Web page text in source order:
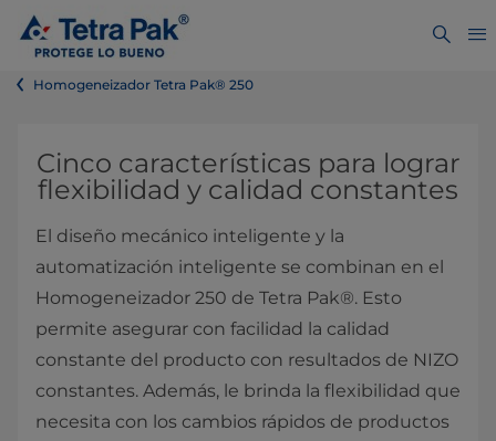
Homogeneizador Tetra Pak® 250
​​Cinco características para lograr
flexibilidad y calidad constantes
El diseño mecánico inteligente y la
automatización inteligente se combinan en el
Homogeneizador 250 de Tetra Pak®. Esto
permite asegurar con facilidad la calidad
constante del producto con resultados de NIZO
constantes. Además, le brinda la flexibilidad que
necesita con los cambios rápidos de productos